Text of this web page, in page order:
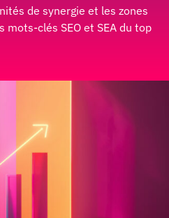
de synergie et les zones
clés SEO et SEA du top